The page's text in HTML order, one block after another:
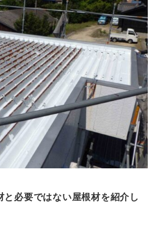
と必要ではない屋根材を紹介し